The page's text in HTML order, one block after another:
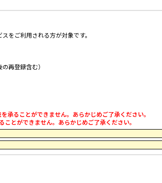
をご利用される方が対象です。
再登録含む）
ることができません。あらかじめご了承ください。
とができません。あらかじめご了承ください。